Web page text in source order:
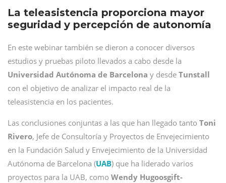
La teleasistencia proporciona mayor
seguridad y percepción de autonomía
En este webinar también se dieron a conocer diversos
estudios y pruebas piloto llevados a cabo desde la
Universidad Autónoma de Barcelona y desde Tunstall
con el objetivo de analizar el impacto real de la
teleasistencia en los pacientes.
Las conclusiones conjuntas a las que han llegado tanto Toni
Rivero, Jefe de Consultoría y Proyectos de Envejecimiento
en la Fundación Salud y Envejecimiento de la Universidad
Autónoma de Barcelona (UAB) que ha liderado varios
proyectos para la UAB, como Wendy Hugoosgift-